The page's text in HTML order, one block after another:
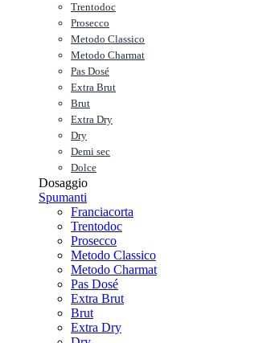
Trentodoc
Prosecco
Metodo Classico
Metodo Charmat
Pas Dosé
Extra Brut
Brut
Extra Dry
Dry
Demi sec
Dolce
Dosaggio
Spumanti
Franciacorta
Trentodoc
Prosecco
Metodo Classico
Metodo Charmat
Pas Dosé
Extra Brut
Brut
Extra Dry